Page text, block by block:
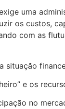
uma
os custos,
com as
situação
e os
no